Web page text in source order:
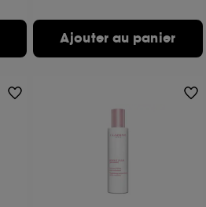
Ajouter au panier